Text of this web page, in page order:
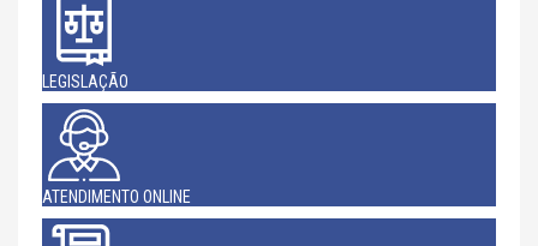
LEGISLAÇÃO
ATENDIMENTO ONLINE